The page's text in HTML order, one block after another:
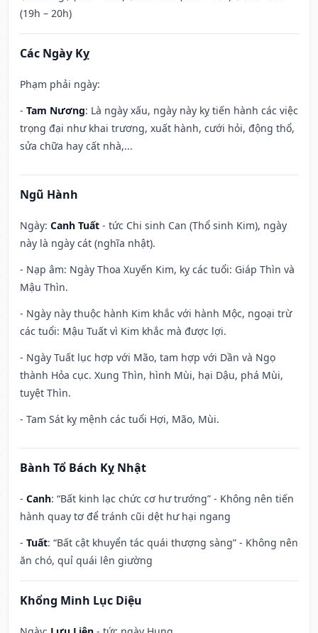
(19h – 20h)
Các Ngày Kỵ
Phạm phải ngày:
- Tam Nương: Là ngày xấu, ngày này kỵ tiến hành các việc
trọng đại như khai trương, xuất hành, cưới hỏi, động thổ,
sửa chữa hay cất nhà,...
Ngũ Hành
Ngày: Canh Tuất - tức Chi sinh Can (Thổ sinh Kim), ngày
này là ngày cát (nghĩa nhật).
- Nạp âm: Ngày Thoa Xuyến Kim, kỵ các tuổi: Giáp Thìn và
Mậu Thìn.
- Ngày này thuộc hành Kim khắc với hành Mộc, ngoại trừ
các tuổi: Mậu Tuất vì Kim khắc mà được lợi.
- Ngày Tuất lục hợp với Mão, tam hợp với Dần và Ngọ
thành Hỏa cục. Xung Thìn, hình Mùi, hại Dậu, phá Mùi,
tuyệt Thìn.
- Tam Sát kỵ mệnh các tuổi Hợi, Mão, Mùi.
Bành Tổ Bách Kỵ Nhật
- Canh: “Bất kinh lạc chức cơ hư trướng” - Không nên tiến
hành quay tơ để tránh cũi dệt hư hại ngang
- Tuất: “Bất cật khuyển tác quái thượng sàng” - Không nên
ăn chó, quỉ quái lên giường
Khổng Minh Lục Diệu